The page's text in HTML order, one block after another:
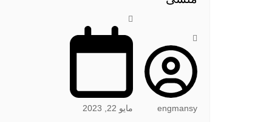
engmansy مايو 22, 2023